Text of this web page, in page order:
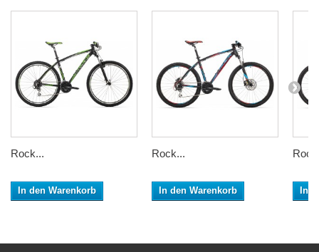
Rock...
In den Warenkorb
Rock...
In den Warenkorb In